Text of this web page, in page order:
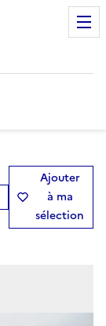
Ajouter
à ma
sélection